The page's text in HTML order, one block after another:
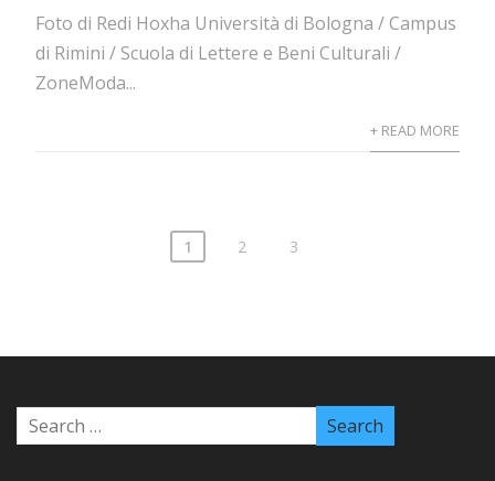
Foto di Redi Hoxha Università di Bologna / Campus
di Rimini / Scuola di Lettere e Beni Culturali /
ZoneModa...
+ READ MORE
1 2 3